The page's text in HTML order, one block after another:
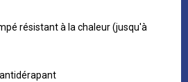
résistant à la chaleur (jusqu'à